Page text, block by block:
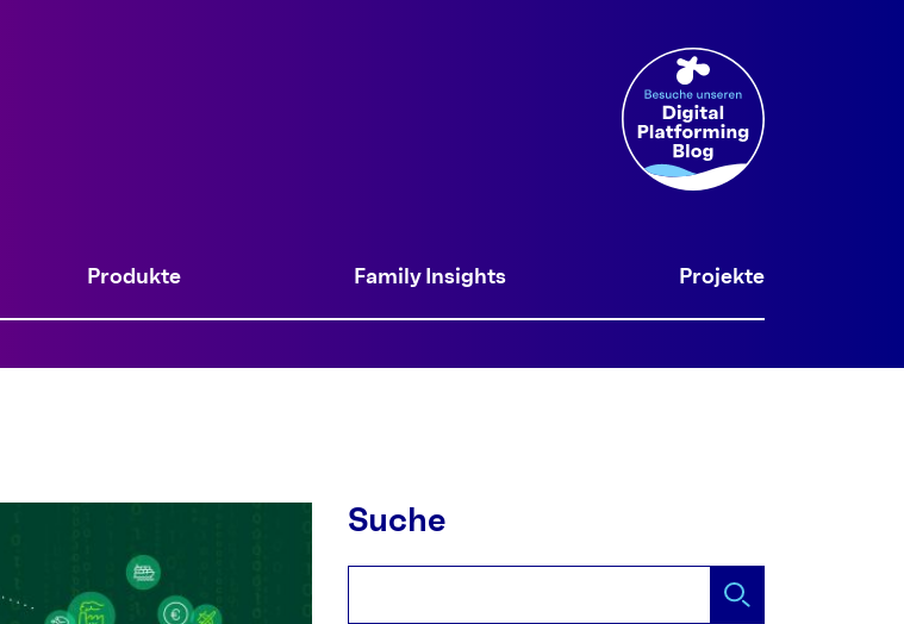
Produkte Family Insights Projekte
Suche